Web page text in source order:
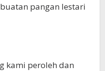
pangan lestari
kami peroleh dan